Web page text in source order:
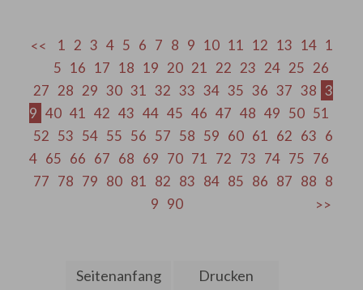
1 2 3 4 5 6 7 8 9 10 11 12 13 14 1
5 16 17 18 19 20 21 22 23 24 25 26
27 28 29 30 31 32 33 34 35 36 37 38 3
9 40 41 42 43 44 45 46 47 48 49 50 51
52 53 54 55 56 57 58 59 60 61 62 63 6
4 65 66 67 68 69 70 71 72 73 74 75 76
77 78 79 80 81 82 83 84 85 86 87 88 8
9 90
Seitenanfang Drucken